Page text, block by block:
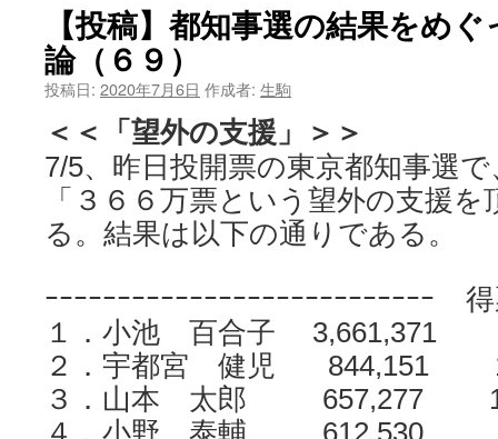
【投稿】都知事選の結果をめ
論（６９）
投稿日: 2020年7月6日 作成者: 生駒
＜＜「望外の支援」＞＞
7/5、昨日投開票の東京都知事選
「３６６万票という望外の支援
る。結果は以下の通りである。
ｰｰｰｰｰｰｰｰｰｰｰｰｰｰｰｰｰｰｰｰｰｰｰｰｰｰｰ
１．小池 百合子 3,661,371
２．宇都宮 健児 844,151
３．山本 太郎 657,277
４．小野 泰輔 612,530